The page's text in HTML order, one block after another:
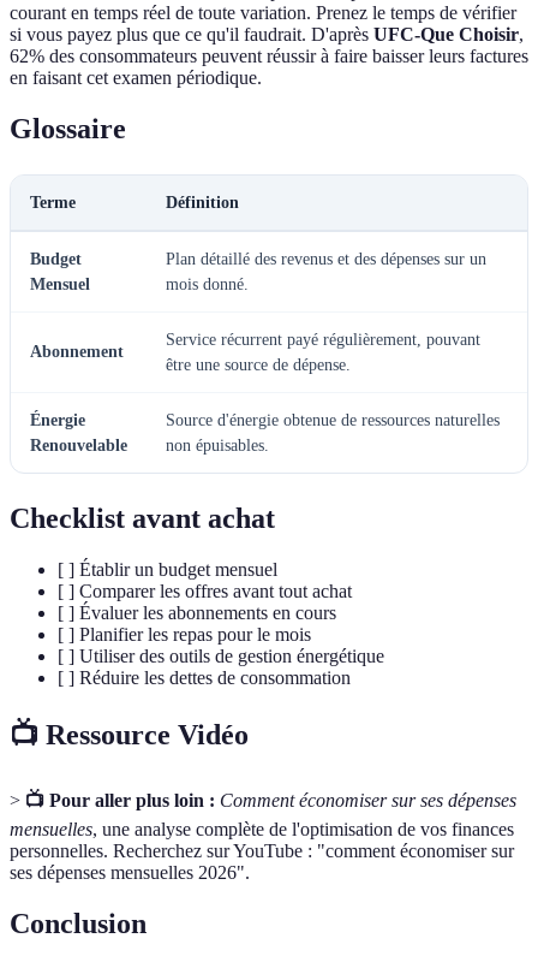
courant en temps réel de toute variation. Prenez le temps de vérifier
si vous payez plus que ce qu'il faudrait. D'après UFC-Que Choisir,
62% des consommateurs peuvent réussir à faire baisser leurs factures
en faisant cet examen périodique.
Glossaire
Terme Définition
Budget
Mensuel
Plan détaillé des revenus et des dépenses sur un
mois donné.
Abonnement
Service récurrent payé régulièrement, pouvant
être une source de dépense.
Énergie
Renouvelable
Source d'énergie obtenue de ressources naturelles
non épuisables.
Checklist avant achat
[ ] Établir un budget mensuel
[ ] Comparer les offres avant tout achat
[ ] Évaluer les abonnements en cours
[ ] Planifier les repas pour le mois
[ ] Utiliser des outils de gestion énergétique
[ ] Réduire les dettes de consommation
📺 Ressource Vidéo
> 📺 Pour aller plus loin : Comment économiser sur ses dépenses
mensuelles, une analyse complète de l'optimisation de vos finances
personnelles. Recherchez sur YouTube : "comment économiser sur
ses dépenses mensuelles 2026".
Conclusion